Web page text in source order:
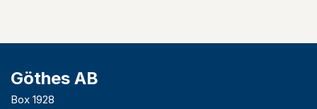
Göthes AB
Box 1928